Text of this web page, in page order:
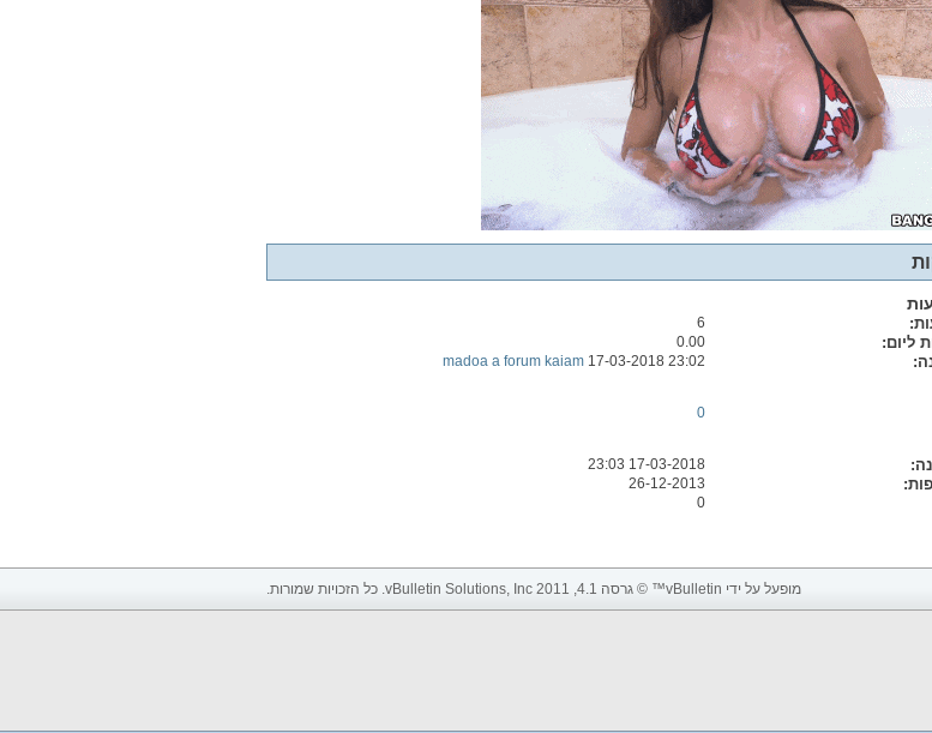
6
ליום 0.00
madoa a forum kaiam17-03-2018 23:02
0
17-03-2018
23:03
26-12-2013
0
מופעל על ידי vBulletin™ © גרסה 4.1, 2011 vBulletin Solutions, Inc. כל הזכויות שמורות.